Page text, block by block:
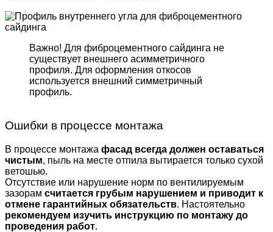
Важно! Для фиброцемент­ного сайдинга не
существует внешнего асимметрич­ного
профиля. Для оформле­ния откосов
используется внешний симметричный
профиль.
Ошибки в процессе монтажа
В процессе монтажа фасад всегда должен оставаться
чистым, пыль на месте отпила вытирается только сухой
ветошью.
Отсутствие или нарушение норм по вентилируемым
зазорам считается грубым нарушением и приводит к
отмене гарантийных обязательств. Настоятельно
рекомендуем изучить инструкцию по монтажу до
проведения работ.